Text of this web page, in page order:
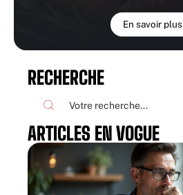
En savoir plus
RECHERCHE
ARTICLES EN VOGUE